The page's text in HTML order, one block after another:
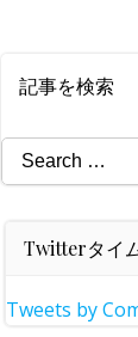
記事を検索
Search
for:
Twitterタイ
Tweets by